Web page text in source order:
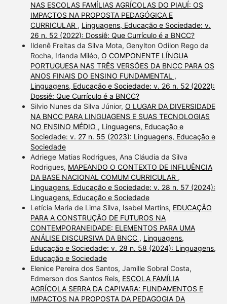
NAS ESCOLAS FAMÍLIAS AGRÍCOLAS DO PIAUÍ: OS
IMPACTOS NA PROPOSTA PEDAGÓGICA E
CURRICULAR , Linguagens, Educação e Sociedade: v.
26 n. 52 (2022): Dossiê: Que Currículo é a BNCC?
Ildenê Freitas da Silva Mota, Genylton Odilon Rego da
Rocha, Irlanda Miléo, O COMPONENTE LÍNGUA
PORTUGUESA NAS TRÊS VERSÕES DA BNCC PARA OS
ANOS FINAIS DO ENSINO FUNDAMENTAL ,
Linguagens, Educação e Sociedade: v. 26 n. 52 (2022):
Dossiê: Que Currículo é a BNCC?
Silvio Nunes da Silva Júnior, O LUGAR DA DIVERSIDADE
NA BNCC PARA LINGUAGENS E SUAS TECNOLOGIAS
NO ENSINO MÉDIO , Linguagens, Educação e
Sociedade: v. 27 n. 55 (2023): Linguagens, Educação e
Sociedade
Adriege Matias Rodrigues, Ana Cláudia da Silva
Rodrigues, MAPEANDO O CONTEXTO DE INFLUÊNCIA
DA BASE NACIONAL COMUM CURRICULAR ,
Linguagens, Educação e Sociedade: v. 28 n. 57 (2024):
Linguagens, Educação e Sociedade
Letícia Maria de Lima Silva, Isabel Martins, EDUCAÇÃO
PARA A CONSTRUÇÃO DE FUTUROS NA
CONTEMPORANEIDADE: ELEMENTOS PARA UMA
ANÁLISE DISCURSIVA DA BNCC , Linguagens,
Educação e Sociedade: v. 28 n. 58 (2024): Linguagens,
Educação e Sociedade
Elenice Pereira dos Santos, Jamille Sobral Costa,
Edmerson dos Santos Reis, ESCOLA FAMÍLIA
AGRÍCOLA SERRA DA CAPIVARA: FUNDAMENTOS E
IMPACTOS NA PROPOSTA DA PEDAGOGIA DA